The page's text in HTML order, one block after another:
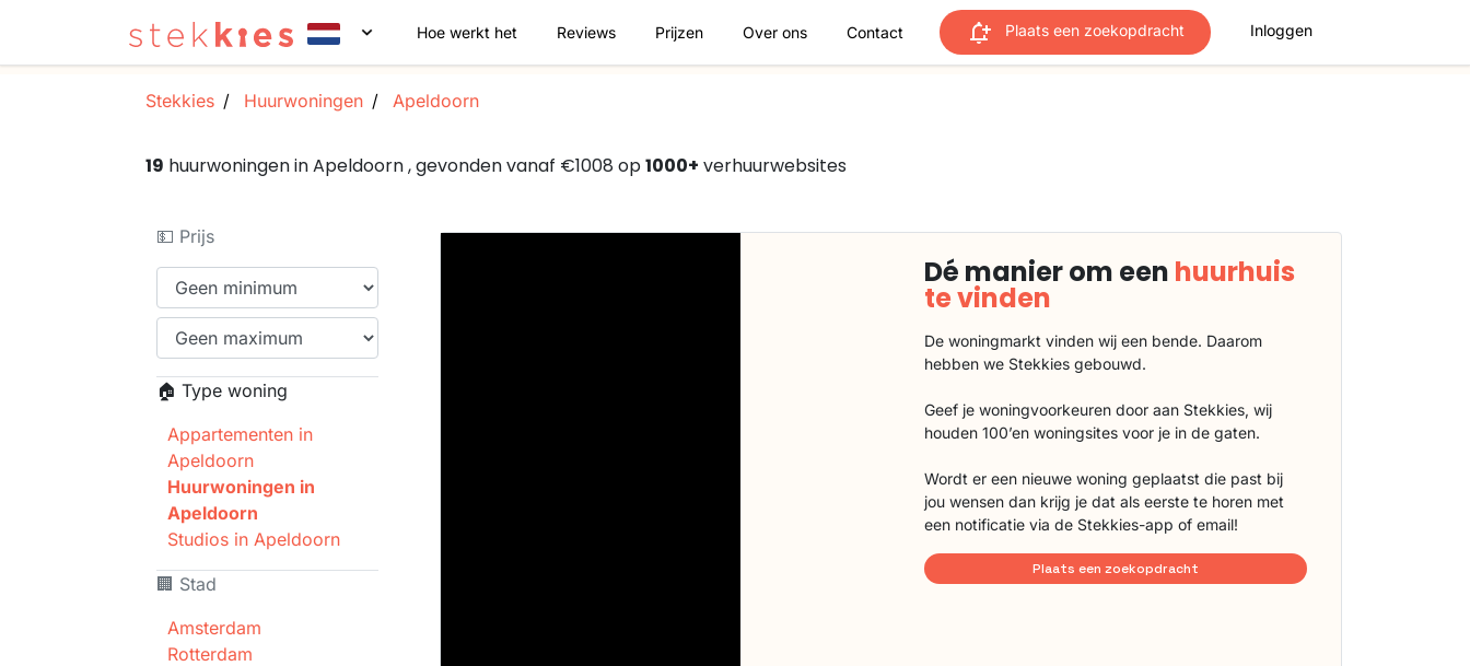
Hoe werkt het Reviews Prijzen Over ons Contact Plaats een zoekopdracht Inloggen
Stekkies Huurwoningen Apeldoorn
19 huurwoningen in Apeldoorn , gevonden vanaf €1008 op1000+ verhuurwebsites
💵 Prijs
🏠 Type woning
Appartementen in
Apeldoorn
Huurwoningen in
Apeldoorn
Studios in Apeldoorn
🏢 Stad
Amsterdam
Rotterdam
Dé manier om een huurhuis
te vinden
De woningmarkt vinden wij een bende. Daarom
hebben we Stekkies gebouwd.
Geef je woningvoorkeuren door aan Stekkies, wij
houden 100’en woningsites voor je in de gaten.
Wordt er een nieuwe woning geplaatst die past bij
jou wensen dan krijg je dat als eerste te horen met
een notificatie via de Stekkies-app of email!
Plaats een zoekopdracht